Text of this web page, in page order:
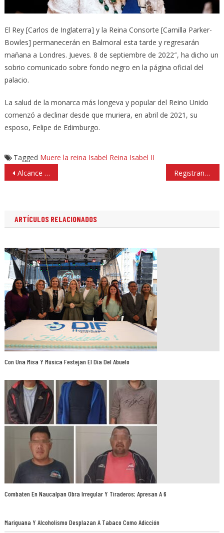
El Rey [Carlos de Inglaterra] y la Reina Consorte [Camilla Parker-
Bowles] permanecerán en Balmoral esta tarde y regresarán
mañana a Londres. Jueves. 8 de septiembre de 2022″, ha dicho un
sobrio comunicado sobre fondo negro en la página oficial del
palacio.
La salud de la monarca más longeva y popular del Reino Unido
comenzó a declinar desde que muriera, en abril de 2021, su
esposo, Felipe de Edimburgo.
Tagged Muere la reina Isabel Reina Isabel II
Navegación
de
Alcance entre mexibuses deja 26 heridos en Ecatepec Registran balacera, robo y fuga de combustible en Tlalnepantla
ARTÍCULOS RELACIONADOS
Con Una Misa Y Música Festejan El Día Del Abuelo
Combaten En Naucalpan Obra Irregular Y Tiraderos; Apresan A 6
Mariguana Y Alcoholismo Desplazan A Tabaco Como Adicción